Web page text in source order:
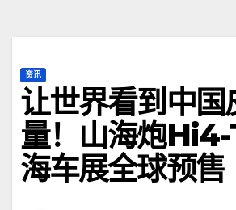
资讯
让世界看到中国
量！山海炮
海车展全球预售